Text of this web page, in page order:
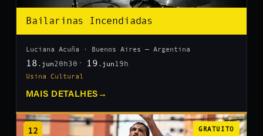
Bailarinas Incendiadas
Luciana Acuña · Buenos Aires — Argentina
18 .jun20h30 19 .jun 19h
Usina Cultural
MAIS DETALHES →
12 GRATUITO